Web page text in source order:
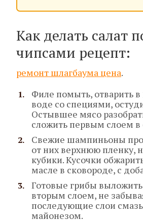
Как делать салат
чипсами рецепт:
ремонт шлагбаума цена.
Филе помыть, отварить
воде со специями,
Остывшее мясо
сложить первым слоем в
Свежие шампиньоны
от них верхнюю пленку,
кубики. Кусочки
масле в сковороде, с
Готовые грибы
вторым слоем, не
последующие слои
майонезом.